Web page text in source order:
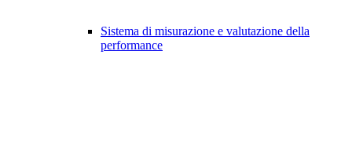
Sistema di misurazione e valutazione della
performance